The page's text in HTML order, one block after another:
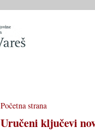
Početna strana
Uručeni ključevi